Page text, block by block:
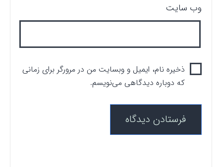
وب‌ سایت
ذخیره نام، ایمیل و وبسایت من در مرورگر برای زمانی
که دوباره دیدگاهی می‌نویسم.